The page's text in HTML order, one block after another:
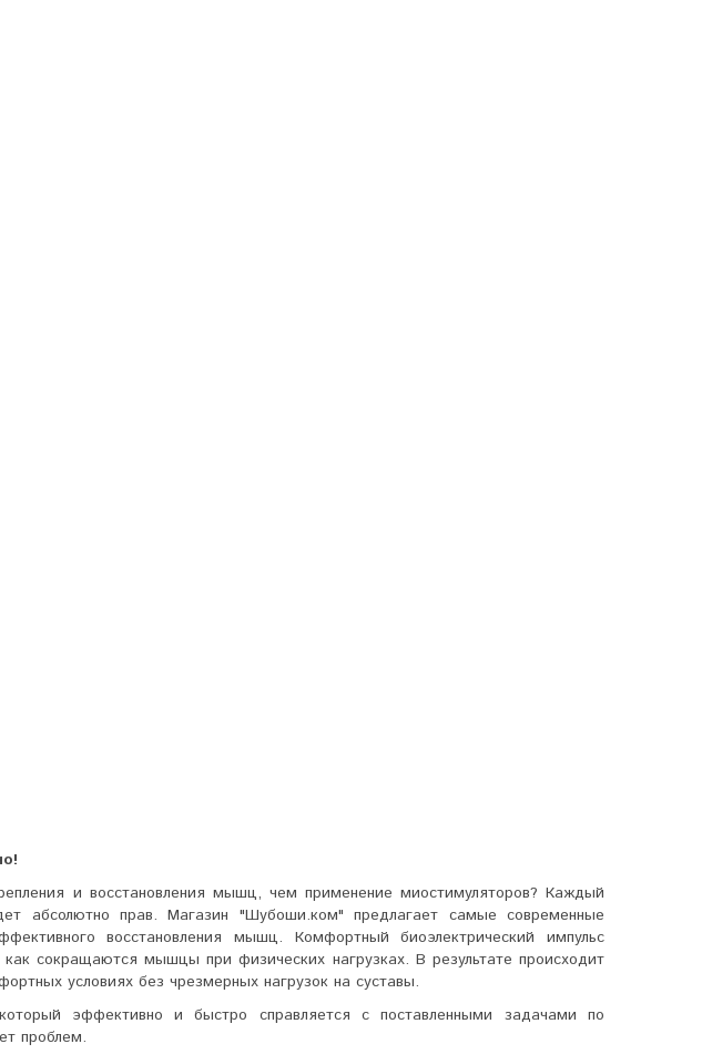
и восстановления мышц, чем применение миостимуляторов? Каждый
абсолютно прав. Магазин "Шубоши.ком" предлагает самые современные
восстановления мышц. Комфортный биоэлектрический импульс
сокращаются мышцы при физических нагрузках. В результате происходит
условиях без чрезмерных нагрузок на суставы.
эффективно и быстро справляется с поставленными задачами по
проблем.